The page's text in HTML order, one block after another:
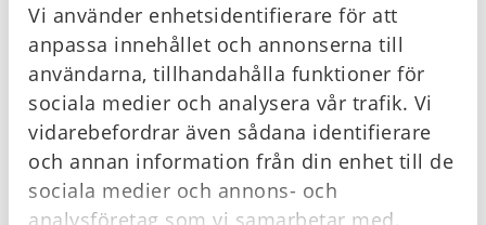
Vi använder enhetsidentifierare för att
anpassa innehållet och annonserna till
användarna, tillhandahålla funktioner för
sociala medier och analysera vår trafik. Vi
vidarebefordrar även sådana identifierare
och annan information från din enhet till de
sociala medier och annons- och
analysföretag som vi samarbetar med.
det att gruppen har blivit programmerad.
Skjut tillbaka programmeringsomkopplaren till
normalläget på alla enheter.
Teknisk information:
Diameter:78 mm
Höjd:44 mm